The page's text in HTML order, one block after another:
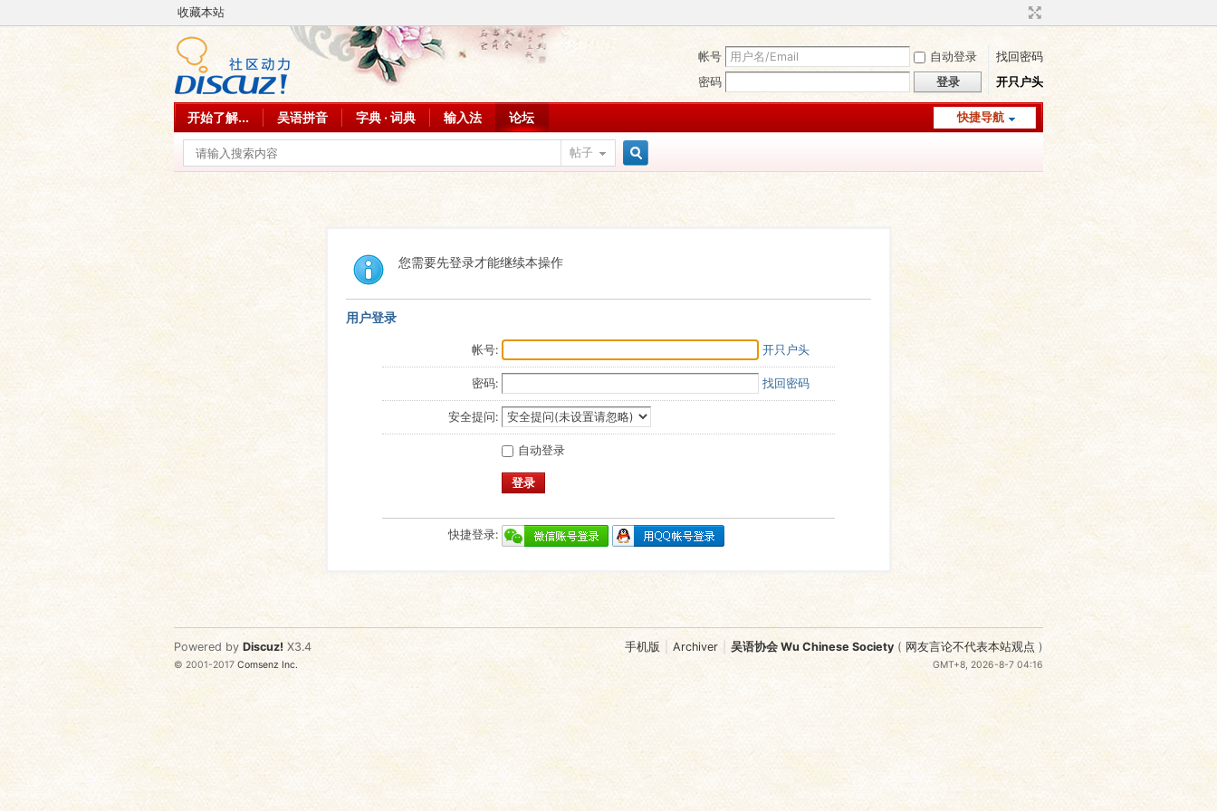
收藏本站
帐号 自动登录
找回密码
密码
登录 开只户头
快捷导航
开始了解... 吴语拼音 字典 · 词典 输入法 论坛
帖子
您需要先登录才能继续本操作
用户登录
帐号: 开只户头
密码: 找回密码
安全提问:
自动登录
登录
快捷登录:
手机版 Archiver 吴语协会 Wu Chinese Society ( 网友言论不代表本站观点 )
GMT+8, 2026-8-7 04:16
Powered by Discuz! X3.4
© 2001-2017Comsenz Inc.